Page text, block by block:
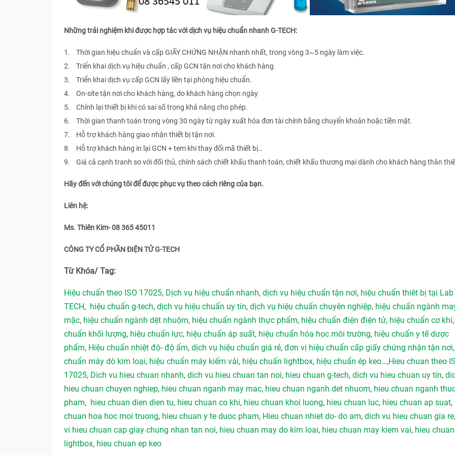
Những trải nghiệm khi được hợp tác với dịch vụ hiệu chuẩn nhanh G-TECH:
1. Thời gian hiệu chuẩn và cấp GIẤY CHỨNG NHẬN nhanh nhất, trong vòng 3~5 ngày làm việc.
2. Triển khai dịch vụ hiệu chuẩn , cấp GCN tận nơi cho khách hàng.
3. Triển khai dịch vụ cấp GCN lấy liền tại phòng hiệu chuẩn.
4. On-site tận nơi cho khách hàng, do khách hàng chọn ngày
5. Chỉnh lại thiết bị khi có sai số trong khả năng cho phép.
6. Thời gian thanh toán trong vòng 30 ngày từ ngày xuất hóa đơn tài chính bằng chuyển khoản hoặc tiền mặt.
7. Hỗ trợ khách hàng giao nhận thiết bị tận nơi.
8. Hỗ trợ khách hàng in lại GCN + tem khi thay đổi mã thiết bị…
9. Giá cả cạnh tranh so với đối thủ, chính sách chiết khấu thanh toán, chiết khấu thương mại dành cho khách hàng thân
Hãy đến với chúng tôi để được phục vụ theo cách riêng của bạn.
Liên hệ:
Ms. Thiên Kim- 08 365 45011
CÔNG TY CỔ PHẦN ĐIỆN TỬ G-TECH
Từ Khóa/ Tag:
Hiệu chuẩn theo ISO 17025, Dịch vụ hiệu chuẩn nhanh, dịch vụ hiệu chuẩn tận nơi, hiệu chuẩn thiêt bị tại Lab
TECH, hiệu chuẩn g-tech, dịch vụ hiệu chuẩn uy tín, dịch vụ hiệu chuẩn chuyên nghiệp, hiệu chuẩn ngành
mặc, hiệu chuẩn ngành dệt nhuộm, hiệu chuẩn ngành thực phẩm, hiệu chuẩn điện điện tử, hiệu chuẩn cơ khí
chuẩn khối lượng, hiệu chuẩn lực, hiệu chuẩn áp suất, hiệu chuẩn hóa học môi trường, hiệu chuẩn y tế dược
phẩm, Hiệu chuẩn nhiệt độ- độ ẩm, dịch vụ hiệu chuẩn giá rẻ, đơn vị hiệu chuẩn cấp giấy chứng nhận tận nơi
chuẩn máy dò kim loại, hiệu chuẩn máy kiểm vải, hiệu chuẩn lightbox, hiệu chuẩn ép keo…,Hieu chuan theo
17025, Dich vu hieu chuan nhanh, dich vu hieu chuan tan noi, hieu chuan g-tech, dich vu hieu chuan uy tín,
hieu chuan chuyen nghiep, hieu chuan nganh may mac, hieu chuan nganh det nhuom, hieu chuan nganh
pham, hieu chuan dien dien tu, hieu chuan co khi, hieu chuan khoi luong, hieu chuan luc, hieu chuan ap suat,
chuan hoa hoc moi truong, hieu chuan y te duoc pham, Hieu chuan nhiet do- do am, dich vu hieu chuan gia re
vi hieu chuan cap giay chung nhan tan noi, hieu chuan may do kim loai, hieu chuan may kiem vai, hieu chuan
lightbox, hieu chuan ep keo